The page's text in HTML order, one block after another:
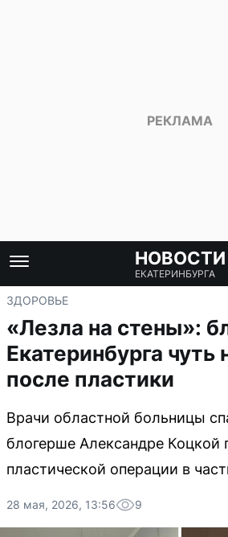
НОВОСТИ
ЕКАТЕРИНБУРГА
ЗДОРОВЬЕ
«Лезла на стены»:
Екатеринбурга чуть
после пластики
Врачи областной больницы
блогерше Александре Коцкой
пластической операции в
28 мая, 2026, 13:56 9